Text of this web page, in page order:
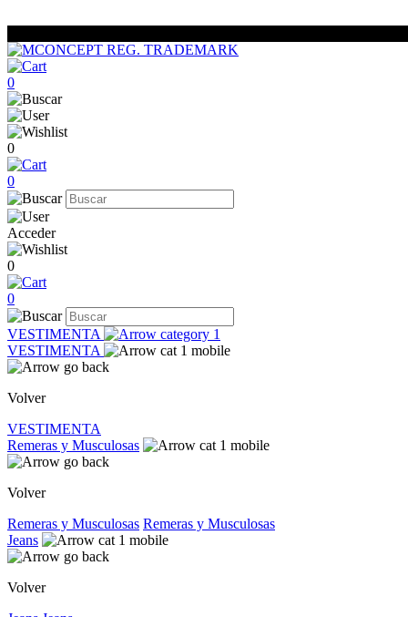
0
0
0
Acceder
0
0
VESTIMENTA
VESTIMENTA
Volver
VESTIMENTA
Remeras y Musculosas
Volver
Remeras y Musculosas Remeras y Musculosas
Jeans
Volver